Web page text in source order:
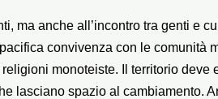
ma anche all’incontro tra genti e
convivenza con le comunità
monoteiste. Il territorio deve
lasciano spazio al